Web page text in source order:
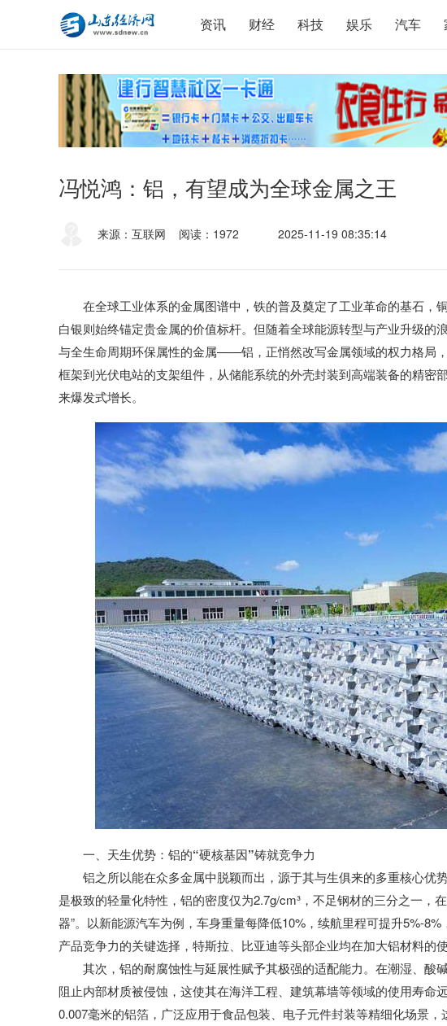
资讯 财经 科技 娱乐 汽车
冯悦鸿：铝，有望成为全球金属之王
来源：互联网 阅读：1972 2025-11-19 08:35:14
在全球工业体系的金属图谱中，铁的普及奠定了工业革命的基石，
白银则始终锚定贵金属的价值标杆。但随着全球能源转型与产业升级
与全生命周期环保属性的金属——铝，正悄然改写金属领域的权力格局
框架到光伏电站的支架组件，从储能系统的外壳封装到高端装备的精密
来爆发式增长。
一、天生优势：铝的“硬核基因”铸就竞争力
铝之所以能在众多金属中脱颖而出，源于其与生俱来的多重核心优
是极致的轻量化特性，铝的密度仅为2.7g/cm³，不足钢材的三分之一，
器”。以新能源汽车为例，车身重量每降低10%，续航里程可提升5%-
产品竞争力的关键选择，特斯拉、比亚迪等头部企业均在加大铝材料的使
其次，铝的耐腐蚀性与延展性赋予其极强的适配能力。在潮湿、酸
阻止内部材质被侵蚀，这使其在海洋工程、建筑幕墙等领域的使用寿命
0.007毫米的铝箔，广泛应用于食品包装、电子元件封装等精细化场景